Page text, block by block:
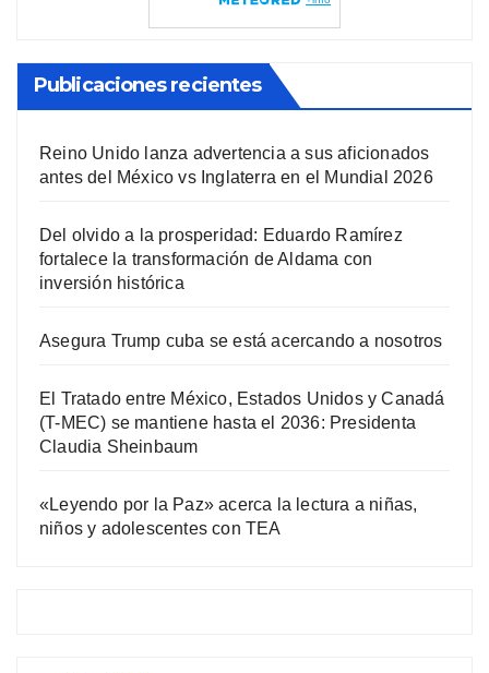
Publicaciones recientes
Reino Unido lanza advertencia a sus aficionados
antes del México vs Inglaterra en el Mundial 2026
Del olvido a la prosperidad: Eduardo Ramírez
fortalece la transformación de Aldama con
inversión histórica
Asegura Trump cuba se está acercando a nosotros
El Tratado entre México, Estados Unidos y Canadá
(T-MEC) se mantiene hasta el 2036: Presidenta
Claudia Sheinbaum
«Leyendo por la Paz» acerca la lectura a niñas,
niños y adolescentes con TEA